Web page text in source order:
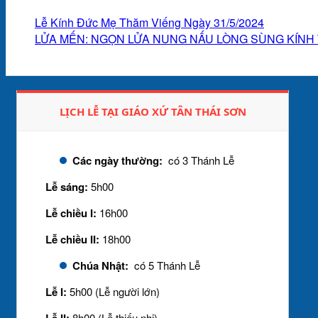
Lễ Kính Đức Mẹ Thăm Viếng Ngày 31/5/2024
LỬA MẾN: NGỌN LỬA NUNG NẤU LÒNG SÙNG
LỊCH LỄ TẠI GIÁO XỨ TÂN THÁI SƠN
Các ngày thường: có 3 Thánh Lễ
Lễ sáng: 5h00
Lễ chiều I: 16h00
Lễ chiều II: 18h00
Chúa Nhật: có 5 Thánh Lễ
Lễ I: 5h00 (Lễ người lớn)